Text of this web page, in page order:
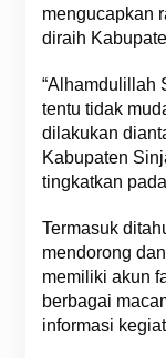
mengucapkan
diraih
“Alhamdulillah
tentu tidak
dilakukan
Kabupaten
tingkatkan
Termasuk
mendorong
memiliki akun
berbagai
informasi